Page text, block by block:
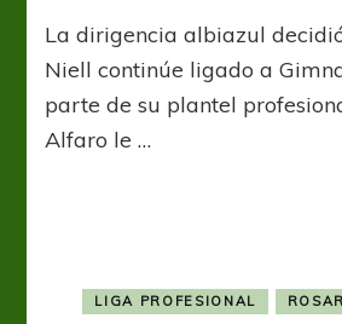
La dirigencia albiazul
Niell continúe ligado a
parte de su plantel
Alfaro le …
LIGA PROFESIONAL